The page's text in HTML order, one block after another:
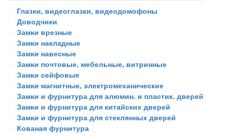
Глазки, видеоглазки, видеодомофоны
Доводчики
Замки врезные
Замки накладные
Замки навесные
Замки почтовые, мебельные, витринные
Замки сейфовые
Замки магнитные, электромеханические
Замки и фурнитура для алюмин. и пластик. дверей
Замки и фурнитура для китайских дверей
Замки и фурнитура для стеклянных дверей
Кованая фурнитура